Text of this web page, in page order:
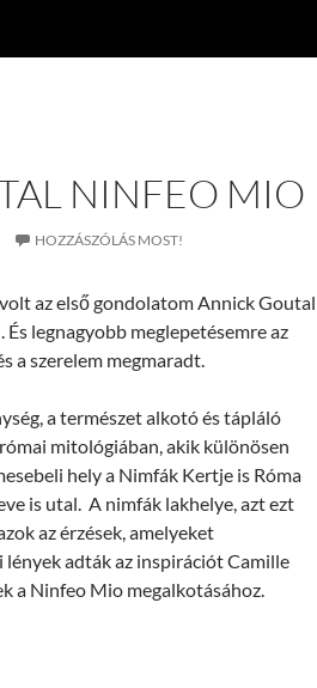
NINFEO MIO
HOZZÁSZÓLÁS MOST!
az első gondolatom Annick Goutal
legnagyobb meglepetésemre az
a szerelem megmaradt.
a természet alkotó és tápláló
mitológiában, akik különösen
hely a Nimfák Kertje is Róma
is utal. A nimfák lakhelye, azt ezt
az érzések, amelyeket
adták az inspirációt Camille
a Ninfeo Mio megalkotásához.